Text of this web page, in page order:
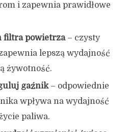
i zapewnia prawidłowe
filtra powietrza– czysty
lepszą wydajność
żywotność.
gaźnik– odpowiednie
wpływa na wydajność
paliwa.